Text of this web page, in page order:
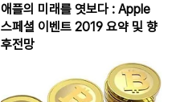
애플의 미래를 엿보다 : Apple
스페셜 이벤트 2019 요약 및 향
후전망